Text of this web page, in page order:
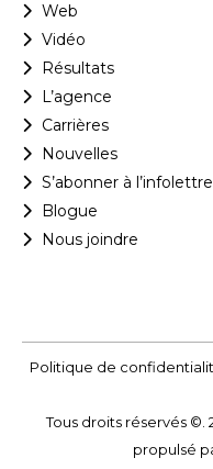
Web
Vidéo
Résultats
L’agence
Carrières
Nouvelles
S’abonner à l’infolettre
Blogue
Nous joindre
Politique de
Tous droits réservés ©.
propulsé